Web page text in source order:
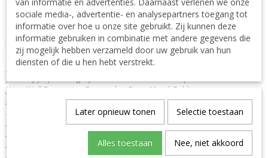
Nous livrons aussi à l'étranger. N'hésitez pas à nous contacter
||We ship also abroad. Feel free to contact us|| Wir liefern
auch im Ausland. Bitte kontaktieren Sie uns. TEL: 0032 9 378 24
30 or Contact Bcosy 1 CLICK HERE !
English:
J Line Wall Decoration Rectangles Open Metal Gold
J-Line wall decorations
J-Line by Jolipa Kategorie: wanddeko wandskulptur
J Line Wanddekoration Rechtecke Geöffnet Metall Gold
J-Line Wanddekorationen
sociale media-, advertentie- en analysepartners toegang tot
informatie over hoe u onze site gebruikt. Zij kunnen deze
informatie gebruiken in combinatie met andere gegevens die
zij mogelijk hebben verzameld door uw gebruik van hun
diensten of die u hen hebt verstrekt.
Later opnieuw tonen Selectie toestaan
Alles toestaan Nee, niet akkoord